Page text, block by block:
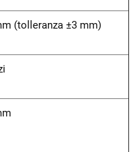
(tolleranza ±3 mm)